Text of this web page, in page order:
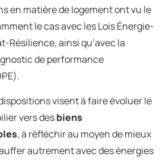
en matière de logement ont vu le
le cas avec les Lois Énergie-
Résilience, ainsi qu’avec la
de performance
visent à faire évoluer le
vers desbiens
, à réfléchir au moyen de mieux
autrement avec des énergies